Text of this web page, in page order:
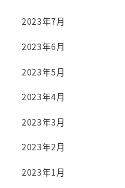
2023年7月
2023年6月
2023年5月
2023年4月
2023年3月
2023年2月
2023年1月